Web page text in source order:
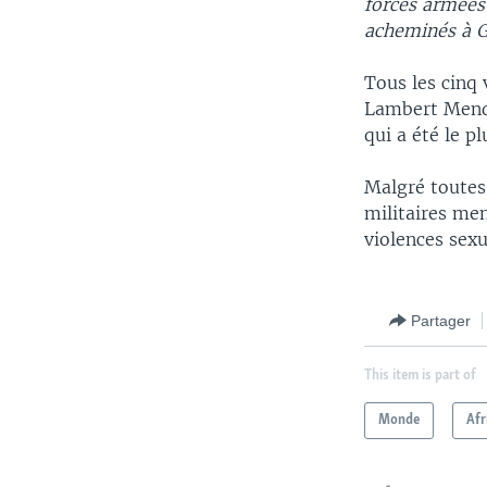
forces
acheminés à
Tous les cinq
Lambert
qui a été le
Malgré
militaires
violences
Partager
This item is part of
Monde